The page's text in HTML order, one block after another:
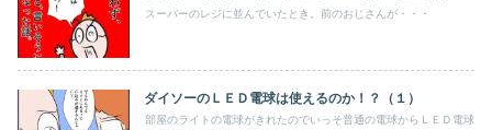
スーパーのレジに並んでいたとき。前のおじさんが・・・
ダイソーのＬＥＤ電球は使えるのか！？（１）
部屋のライトの電球がきれたのでいっそ普通の電球からＬＥＤ電球